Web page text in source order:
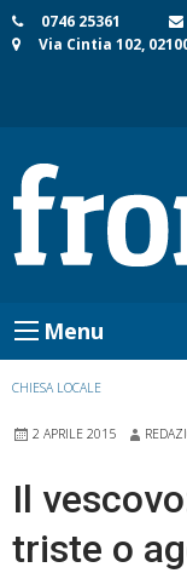
Skip
to
0746 25361
Via Cintia 102,
Menu
CHIESA LOCALE
2 APRILE 2015
Il
triste o